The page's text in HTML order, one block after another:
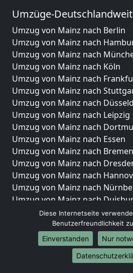
Umzüge-Deutschlandweit
Umzug von Mainz nach Berlin
Umzug von Mainz nach
Umzug von Mainz nach
Umzug von Mainz nach Köln
Umzug von Mainz nach
Umzug von Mainz nach
Umzug von Mainz nach
Umzug von Mainz nach Leipzig
Umzug von Mainz nach
Umzug von Mainz nach Essen
Umzug von Mainz nach Bremen
Umzug von Mainz nach
Umzug von Mainz nach
Umzug von Mainz nach
Umzug von Mainz nach
Umzug von Mainz nach
Umzug von Mainz nach
Umzug von Mainz nach
Umzug von Mainz nach Bonn
Umzug von Mainz nach
Diese Internetseite
Benutzerfreundlichkeit
Einverstanden
Nur